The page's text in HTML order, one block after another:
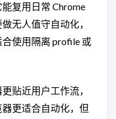
复用日常 Chrome
无人值守自动化，
使用隔离 profile 或
贴近用户工作流，
更适合自动化，但